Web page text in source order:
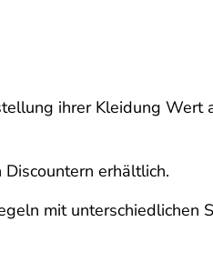
ihrer Kleidung
erhältlich.
mit unterschiedlichen